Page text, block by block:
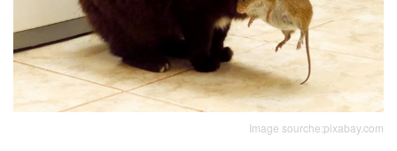
Image sourche:pixabay.com